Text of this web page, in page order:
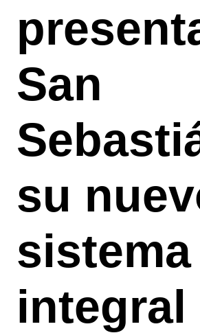
San
su
sistema
integral